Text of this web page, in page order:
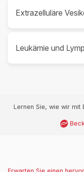
Extrazelluläre
Leukämie und
Lernen Sie, wie wir mit